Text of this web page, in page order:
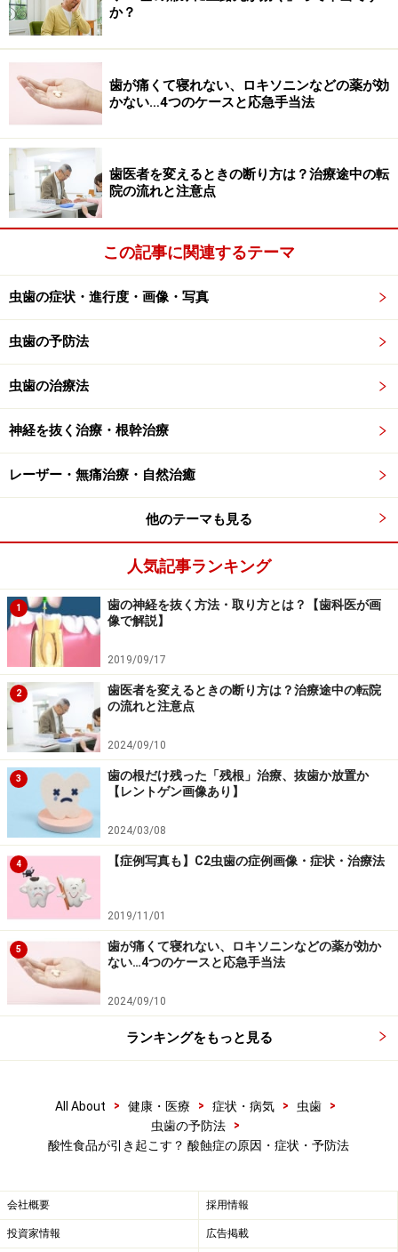
われているので、注意しましょう。
酸蝕症の症状
痛みなどの自覚症状が出ることはありません。表面のエ
ナメル質が溶け出すと、歯に白い斑点が見られたり、透
明感が増したり、象牙質が透けて見えるなどの、見た目
の違いが見られるようになります。歯の表面が粗造で、
弱く柔らかい状態です。
酸蝕症になった歯は虫歯に対する抵抗性も弱くなってい
るので、歯磨きなどの摩擦で、柔らかい部分が削り取ら
考えられます。
酸蝕症の自然修復・再石灰化
酸蝕歯として歯が溶けるには、いくつか条件がありま
す。歯は表面の酸性状態が続くと脱灰が起こり溶けやす
くなりますが、しばらくすると唾液が酸性状態を中和
し、溶けた部分を修復する「再石灰化」が起こります。
これは毎日、毎食後、意識していなくても自然に起きて
いる現象です。
そのため酸性の食品を食べたからといって、すぐに歯が
溶けて問題になるほどではないので、過度の心配をする
必要はなし。酸味のある食材は、体に良い食べ物である
ことも多いため、過剰な摂取でなければ、食事制限など
を考える必要はありません。
脱灰が起こり、再石灰化で修復するのが間に合わない場
合のみ、「酸蝕歯」として影響が現れてくると理解しま
しょう。これは虫歯ができる過程とほぼ同じですね。
上記の歯の再石灰化による修復力を強化すれば、食べた
直後に一時的に溶けた歯はすぐに戻るので、酸蝕症にな
か？
歯が痛くて寝れない、ロキソニンなどの薬が効
かない…4つのケースと応急手当法
歯医者を変えるときの断り方は？治療途中の転
院の流れと注意点
この記事に関連するテーマ
虫歯の症状・進行度・画像・写真
虫歯の予防法
虫歯の治療法
神経を抜く治療・根幹治療
レーザー・無痛治療・自然治癒
他のテーマも見る
人気記事ランキング
1
歯の神経を抜く方法・取り方とは？【歯科医が画
像で解説】
2019/09/17
2
歯医者を変えるときの断り方は？治療途中の転院
の流れと注意点
2024/09/10
3
歯の根だけ残った「残根」治療、抜歯か放置か
【レントゲン画像あり】
2024/03/08
4 【症例写真も】C2虫歯の症例画像・症状・治療法
2019/11/01
5
歯が痛くて寝れない、ロキソニンなどの薬が効か
ない…4つのケースと応急手当法
2024/09/10
ランキングをもっと見る
All About > 健康・医療 > 症状・病気 > 虫歯
>
虫歯の予防法
>
酸性食品が引き起こす？ 酸蝕症の原因・症状・予防法
会社概要 採用情報
投資家情報 広告掲載